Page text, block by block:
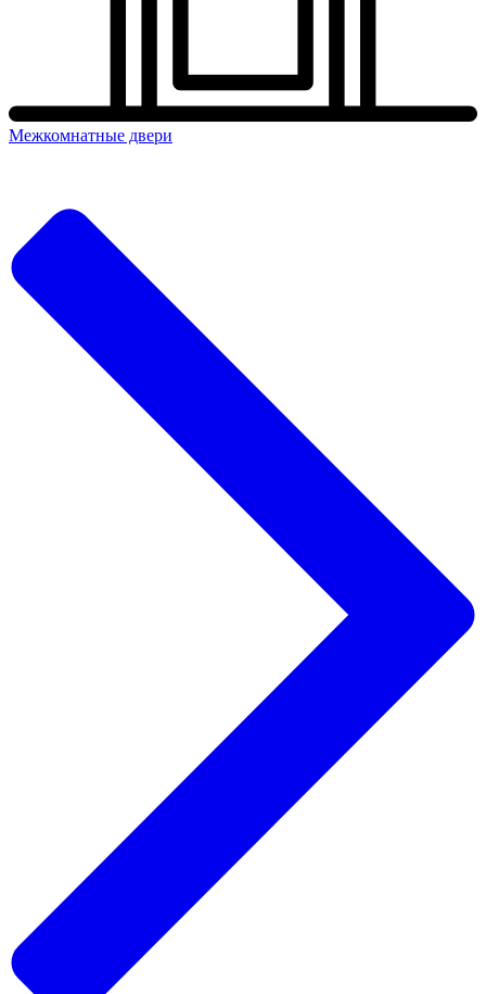
Межкомнатные двери